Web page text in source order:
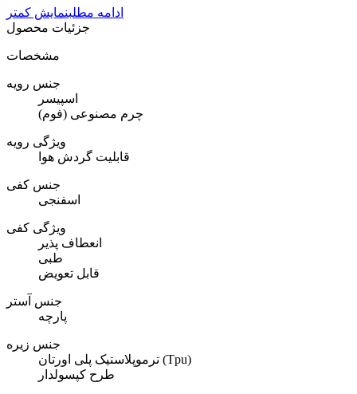
ادامه مطلبنمایش کمتر
جزئیات محصول
مشخصات
جنس رویه
اسپیسر
چرم مصنوعی (فوم)
ویژگی رویه
قابلیت گردش هوا
جنس کفی
اسفنجی
ویژگی کفی
انعطاف پذیر
طبی
قابل تعویض
جنس آستر
پارچه
جنس زیره
ترموپلاستیک پلی اورتان (Tpu)
طرح کپسولدار